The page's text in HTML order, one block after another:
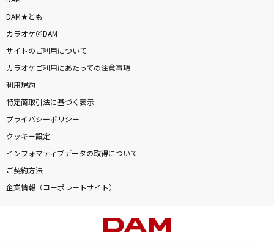
DAM★とも
カラオケ＠DAM
サイトのご利用について
カラオケご利用にあたっての注意事項
利用規約
特定商取引法に基づく表示
プライバシーポリシー
クッキー設定
インフォマティブデータの取得について
ご契約方法
企業情報（コーポレートサイト）